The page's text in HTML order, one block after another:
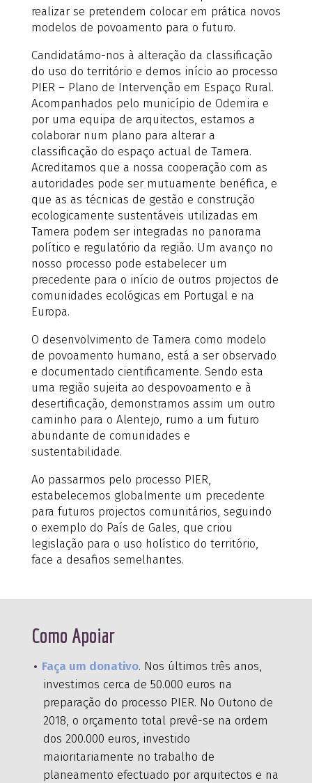
realizar se pretendem colocar em prática novos
modelos de povoamento para o futuro.
Candidatámo-nos à alteração da classificação
do uso do território e demos início ao processo
PIER – Plano de Intervenção em Espaço Rural.
Acompanhados pelo município de Odemira e
por uma equipa de arquitectos, estamos a
colaborar num plano para alterar a
classificação do espaço actual de Tamera.
Acreditamos que a nossa cooperação com as
autoridades pode ser mutuamente benéfica, e
que as as técnicas de gestão e construção
ecologicamente sustentáveis utilizadas em
Tamera podem ser integradas no panorama
político e regulatório da região. Um avanço no
nosso processo pode estabelecer um
precedente para o início de outros projectos de
comunidades ecológicas em Portugal e na
Europa.
O desenvolvimento de Tamera como modelo
de povoamento humano, está a ser observado
e documentado cientificamente. Sendo esta
uma região sujeita ao despovoamento e à
desertificação, demonstramos assim um outro
caminho para o Alentejo, rumo a um futuro
abundante de comunidades e
sustentabilidade.
Ao passarmos pelo processo PIER,
estabelecemos globalmente um precedente
para futuros projectos comunitários, seguindo
o exemplo do País de Gales, que criou
legislação para o uso holístico do território,
face a desafios semelhantes.
Como Apoiar
Faça um donativo. Nos últimos três anos,
investimos cerca de 50.000 euros na
preparação do processo PIER. No Outono de
2018, o orçamento total prevê-se na ordem
dos 200.000 euros, investido
maioritariamente no trabalho de
planeamento efectuado por arquitectos e na